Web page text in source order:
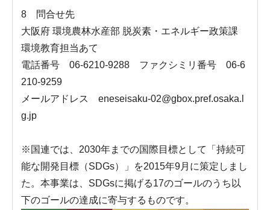
8 問合せ先
大阪府 環境農林水産部 脱炭素・エネルギー政策課
環境教育担当あて
電話番号 06-6210-9288 ファクシミリ番号 06-6
210-9259
メールアドレス eneseisaku-02@gbox.pref.osaka.l
g.jp
※国連では、2030年までの国際目標として「持続可
能な開発目標（SDGs）」を2015年9月に策定しまし
た。本事業は、SDGsに掲げる17のゴールのうち以
下のゴールの達成に寄与するものです。